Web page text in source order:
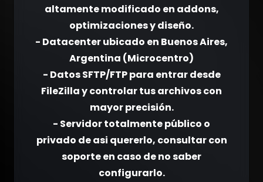
altamente modificado en addons,
optimizaciones y diseño.
- Datacenter ubicado en Buenos Aires,
Argentina (Microcentro)
- Datos SFTP/FTP para entrar desde
FileZilla y controlar tus archivos con
mayor precisión.
- Servidor totalmente público o
privado de asi quererlo, consultar con
soporte en caso de no saber
configurarlo.